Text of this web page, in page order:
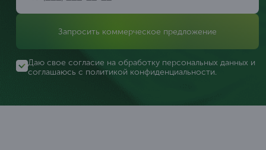
Запросить коммерческое предложение
Даю свое согласие на обработку персональных данных и
соглашаюсь с политикой конфиденциальности.